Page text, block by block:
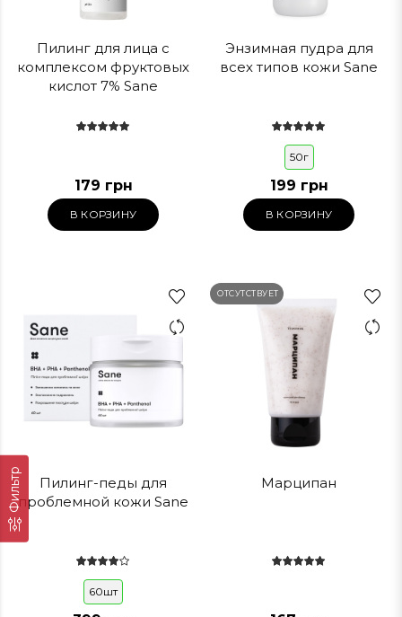
Фильтр
Пилинг для лица с
комплексом фруктовых
кислот 7% Sane
179 грн
В КОРЗИНУ
Энзимная пудра для
всех типов кожи Sane
50г
199 грн
В КОРЗИНУ
Пилинг-педы для
проблемной кожи Sane
60шт
ОТСУТСТВУЕТ
Марципан